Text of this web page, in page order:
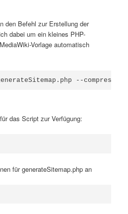
den Befehl zur Erstellung der
dabei um ein kleines PHP-
Vorlage automatisch
das Script zur Verfügung:
für generateSitemap.php an